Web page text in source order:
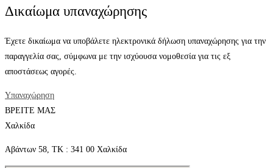
Δικαίωμα υπαναχώρησης
Έχετε δικαίωμα να υποβάλετε ηλεκτρονικά δήλωση υπαναχώρησης για την
παραγγελία σας, σύμφωνα με την ισχύουσα νομοθεσία για τις εξ
αποστάσεως αγορές.
Υπαναχώρηση
ΒΡΕΙΤΕ ΜΑΣ
Χαλκίδα
Αβάντων 58, ΤΚ : 341 00 Χαλκίδα